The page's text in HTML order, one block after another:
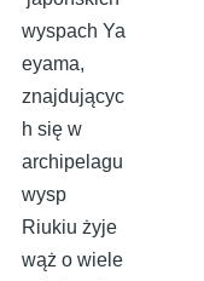
wyspach Ya
eyama,
znajdującyc
h się w
archipelagu
wysp
Riukiu żyje
wąż o wiele